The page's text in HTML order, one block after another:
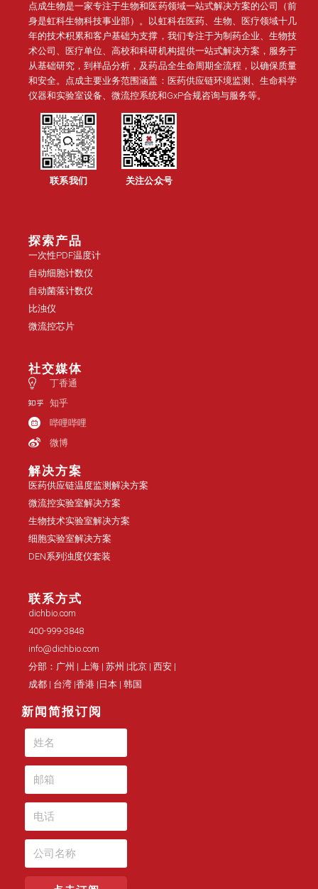
点成生物是一家专注于生物和医药领域一站式解决方案的公司（前
身是虹科生物科技事业部）。
以虹科在医药、生物、医疗领域十几
年的技术积累和客户基础为支撑，我们专注于为制药企业、生物技
术公司、医疗单位、高校和科研机构提供一站式解决方案，服务于
从基础研究，到样品分析，及药品全生命周期全流程，以确保质量
和安全。点成主要业务范围涵盖：医药供应链环境监测、生命科学
仪器和实验室设备、微流控系统和GxP合规咨询与服务等。
联系我们 关注公众号
探索产品
一次性PDF温度计
自动细胞计数仪
自动菌落计数仪
比浊仪
微流控芯片
社交媒体
丁香通
知乎
哔哩哔哩
微博
解决方案
医药供应链温度监测解决方案
微流控实验室解决方案
生物技术实验室解决方案
细胞实验室解决方案
DEN系列浊度仪套装
联系方式
dichbio.com
400-999-3848
info@dichbio.com
分部：广州 | 上海 | 苏州 |北京 | 西安 |
成都 | 台湾 |香港 |日本 | 韩国
新闻简报订阅